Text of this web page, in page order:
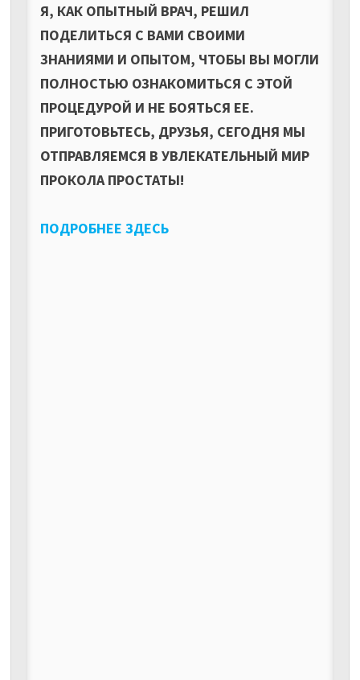
Я, КАК ОПЫТНЫЙ ВРАЧ, РЕШИЛ
ПОДЕЛИТЬСЯ С ВАМИ СВОИМИ
ЗНАНИЯМИ И ОПЫТОМ, ЧТОБЫ ВЫ МОГЛИ
ПОЛНОСТЬЮ ОЗНАКОМИТЬСЯ С ЭТОЙ
ПРОЦЕДУРОЙ И НЕ БОЯТЬСЯ ЕЕ.
ПРИГОТОВЬТЕСЬ, ДРУЗЬЯ, СЕГОДНЯ МЫ
ОТПРАВЛЯЕМСЯ В УВЛЕКАТЕЛЬНЫЙ МИР
ПРОКОЛА ПРОСТАТЫ!
ПОДРОБНЕЕ ЗДЕСЬ